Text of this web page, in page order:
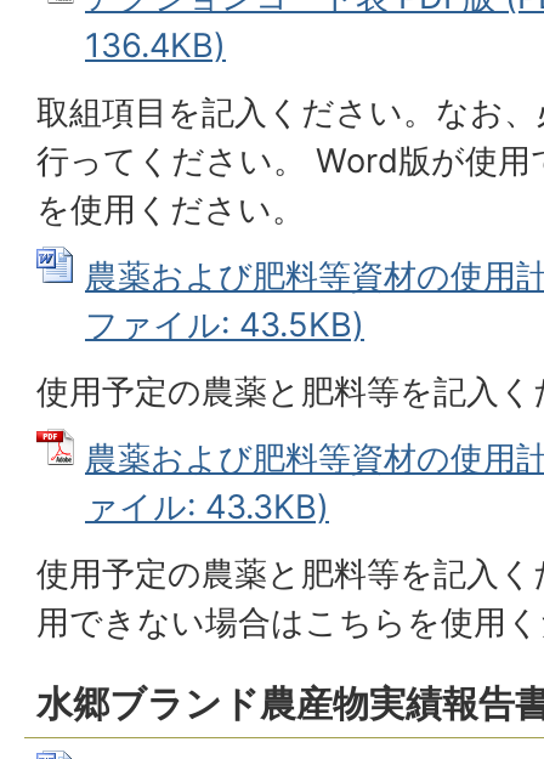
136.4KB)
取組項目を記入ください。なお
行ってください。 Word版が使
を使用ください。
農薬および肥料等資材の使用
ファイル: 43.5KB)
使用予定の農薬と肥料等を記入
農薬および肥料等資材の使用
ァイル: 43.3KB)
使用予定の農薬と肥料等を記入
用できない場合はこちらを使用
水郷ブランド農産物実績報告